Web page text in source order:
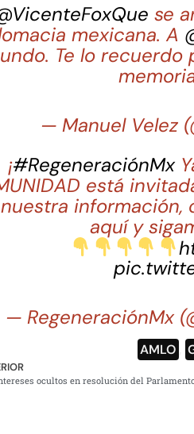
se
mexicana. A
Te lo
— Manuel Velez
¡#RegeneraciónMx
está
información,
aquí y
— RegeneraciónMx
AMLO